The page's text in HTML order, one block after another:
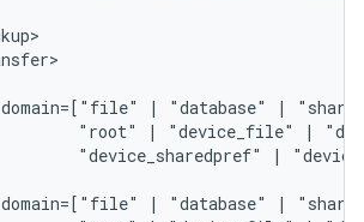
domain=["file" | "database" |
"root"
| "device_file" |
"device_sharedpref"
|
domain=["file" | "database" |